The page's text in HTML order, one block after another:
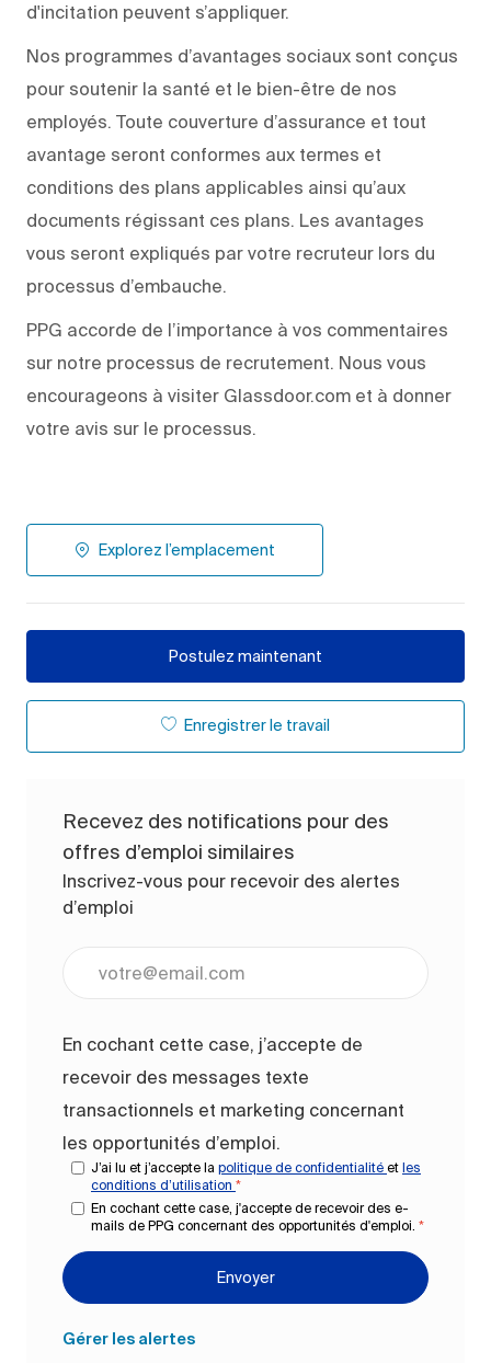
d'incitation peuvent s’appliquer.
Nos programmes d’avantages sociaux sont conçus
pour soutenir la santé et le bien-être de nos
employés. Toute couverture d’assurance et tout
avantage seront conformes aux termes et
conditions des plans applicables ainsi qu’aux
documents régissant ces plans. Les avantages
vous seront expliqués par votre recruteur lors du
processus d’embauche.
PPG accorde de l’importance à vos commentaires
sur notre processus de recrutement. Nous vous
encourageons à visiter Glassdoor.com et à donner
votre avis sur le processus.
Explorez l’emplacement
Postulez maintenant
Enregistrer le travail
Recevez des notifications pour des
offres d’emploi similaires
Inscrivez-vous pour recevoir des alertes
d’emploi
En cochant cette case, j’accepte de
recevoir des messages texte
transactionnels et marketing concernant
les opportunités d’emploi.
J’ai lu et j’accepte la politique de confidentialité et les
conditions d’utilisation *
En cochant cette case, j'accepte de recevoir des e-
mails de PPG concernant des opportunités d'emploi. *
Envoyer
Gérer les alertes